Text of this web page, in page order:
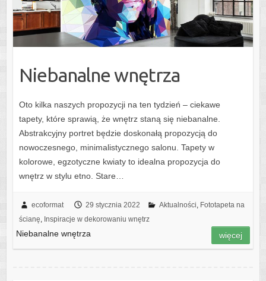
Niebanalne wnętrza
Oto kilka naszych propozycji na ten tydzień – ciekawe
tapety, które sprawią, że wnętrz staną się niebanalne.
Abstrakcyjny portret będzie doskonałą propozycją do
nowoczesnego, minimalistycznego salonu. Tapety w
kolorowe, egzotyczne kwiaty to idealna propozycja do
wnętrz w stylu etno. Stare…
ecoformat 29 stycznia 2022 Aktualności, Fototapeta na
ścianę, Inspiracje w dekorowaniu wnętrz
Niebanalne wnętrza więcej